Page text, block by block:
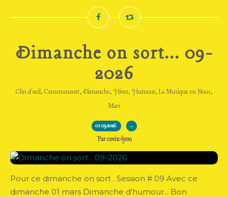
Dimanche on sort... 09-
2026
Clin d'oeil, Communauté, Dimanche, Hiver, Humour, La Musique en Nous,
Mars
01.03.2026 …
Par covix-lyon
Pour ce dimanche on sort . Session # 09 Avec ce
dimanche 01 mars Dimanche d'humour... Bon